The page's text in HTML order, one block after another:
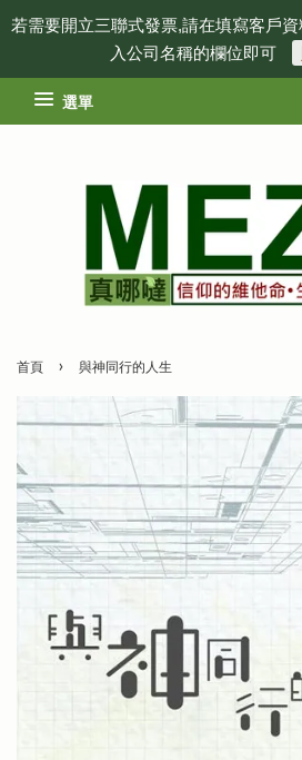
若需要開立三聯式發票,請在填寫客戶
入公司名稱的欄位即可
選單
首頁 › 與神同行的人生